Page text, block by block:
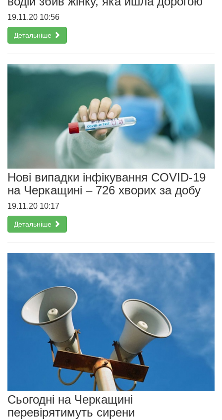
19.11.20 10:56
Детальніше
Нові випадки інфікування COVID-19
на Черкащині – 726 хворих за добу
19.11.20 10:17
Детальніше
Сьогодні на Черкащині
перевірятимуть сирени